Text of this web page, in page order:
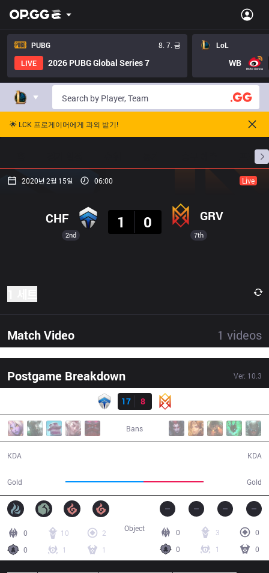
PUBG
8. 7. 금
LIVE
2026 PUBG Global Series 7
LoL
WB
🌟 LCK 프로게이머에게 과외 받기!
프로빌
2020년 2월 15일 06:00 Live
2nd
CHF
1
0 GRV
7th
Match Video 1 videos
Postgame Breakdown Ver. 10.3
17
8
Bans
KDA
Gold Gold
KDA
0 10
2
0
1 1
0 3
0
0
1 0
Object